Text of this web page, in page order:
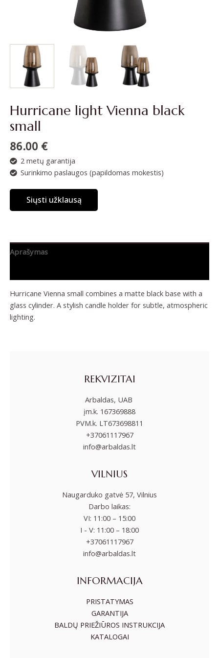
Hurricane light Vienna black
small
86.00 €
2 metų garantija
Surinkimo paslaugos (papildomas mokestis)
Siųsti užklausą
Aprašymas
Hurricane Vienna small combines a matte black base with a
glass cylinder. A stylish candle holder for subtle, atmospheric
lighting.
REKVIZITAI
Arbaldas, UAB
įm.k. 167369888
PVM.k. LT673698811
+37061117967
info@arbaldas.lt
VILNIUS
Naugarduko gatvė 57, Vilnius
Darbo laikas:
VI: 11:00 – 15:00
I - V: 11:00 – 18:00
+37061117967
info@arbaldas.lt
INFORMACIJA
PRISTATYMAS
GARANTIJA
BALDŲ PRIEŽIŪROS INSTRUKCIJA
KATALOGAI